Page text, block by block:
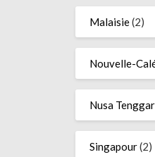
Malaisie(2)
Nouvelle-
Nusa
Singapour(2)